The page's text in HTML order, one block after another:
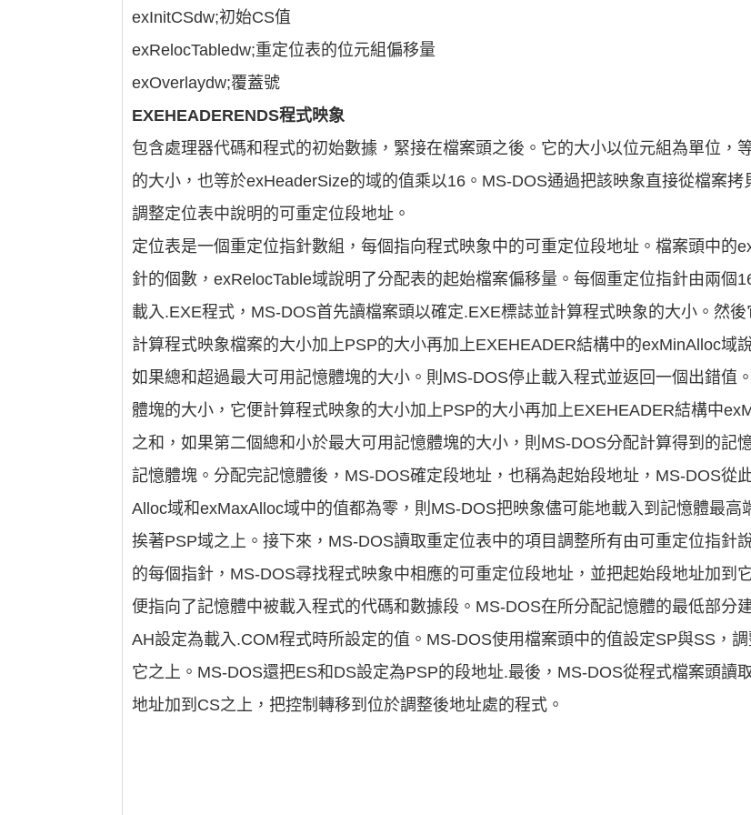
exInitCSdw;初始CS值
exRelocTabledw;重定位表的位元組偏移量
exOverlaydw;覆蓋號
EXEHEADERENDS程式映象
包含處理器代碼和程式的初始數據，緊接在檔案頭之後。它的大小以位元組為單位，
的大小，也等於exHeaderSize的域的值乘以16。MS-DOS通過把該映象直接從檔案
調整定位表中說明的可重定位段地址。
定位表是一個重定位指針數組，每個指向程式映象中的可重定位段地址。檔案頭中的
針的個數，exRelocTable域說明了分配表的起始檔案偏移量。每個重定位指針由兩個
載入.EXE程式，MS-DOS首先讀檔案頭以確定.EXE標誌並計算程式映象的大小。然
計算程式映象檔案的大小加上PSP的大小再加上EXEHEADER結構中的exMinAlloc域
如果總和超過最大可用記憶體塊的大小。則MS-DOS停止載入程式並返回一個出錯值
體塊的大小，它便計算程式映象的大小加上PSP的大小再加上EXEHEADER結構中
之和，如果第二個總和小於最大可用記憶體塊的大小，則MS-DOS分配計算得到的記
記憶體塊。分配完記憶體後，MS-DOS確定段地址，也稱為起始段地址，MS-DOS從
Alloc域和exMaxAlloc域中的值都為零，則MS-DOS把映象儘可能地載入到記憶體最高
挨著PSP域之上。接下來，MS-DOS讀取重定位表中的項目調整所有由可重定位指針
的每個指針，MS-DOS尋找程式映象中相應的可重定位段地址，並把起始段地址加到
便指向了記憶體中被載入程式的代碼和數據段。MS-DOS在所分配記憶體的最低部分
AH設定為載入.COM程式時所設定的值。MS-DOS使用檔案頭中的值設定SP與SS，
它之上。MS-DOS還把ES和DS設定為PSP的段地址.最後，MS-DOS從程式檔案頭讀
地址加到CS之上，把控制轉移到位於調整後地址處的程式。